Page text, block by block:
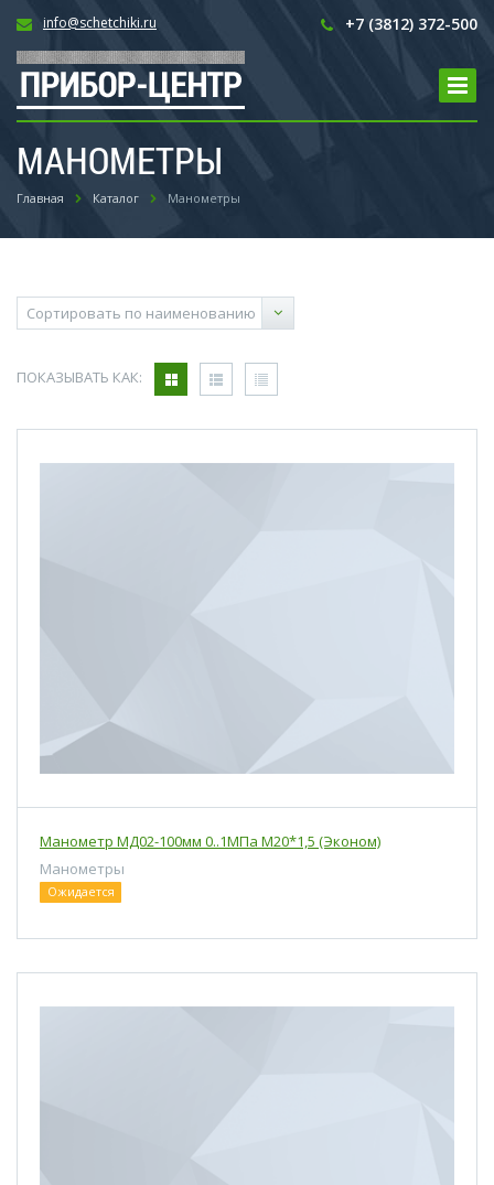
+7 (3812) 372-500
info@schetchiki.ru
МАНОМЕТРЫ
Главная Каталог Манометры
ПОКАЗЫВАТЬ КАК:
Манометр МД02-100мм 0..1МПа М20*1,5 (Эконом)
Манометры
Ожидается